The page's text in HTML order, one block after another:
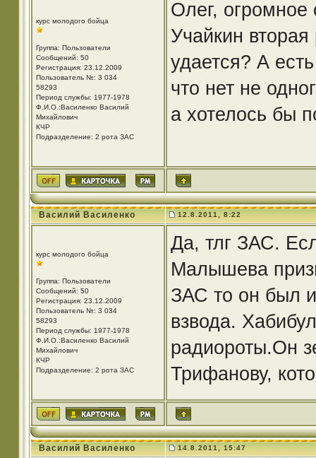
курс молодого бойца
Группа: Пользователи
Сообщений: 50
Регистрация: 23.12.2009
Пользователь №: 3 034
58293
Период службы: 1977-1978
Ф.И.О.:Василенко Василий
Михайлович
КЧР
Подразделение: 2 рота ЗАС
Олег,
Учайкин
удается? А
что нет не
а хотелось бы
Василий Василенко 12.8.2011, 8:22
курс молодого бойца
Группа: Пользователи
Сообщений: 50
Регистрация: 23.12.2009
Пользователь №: 3 034
58293
Период службы: 1977-1978
Ф.И.О.:Василенко Василий
Михайлович
КЧР
Подразделение: 2 рота ЗАС
Да, тлг ЗАС.
Малышева
ЗАС то он был
взвода.
радиороты.Он
Трифанову,
Василий Василенко 14.8.2011, 15:47